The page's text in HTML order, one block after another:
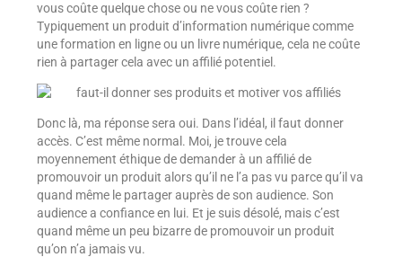
vous coûte quelque chose ou ne vous coûte rien ?
Typiquement un produit d’information numérique comme
une formation en ligne ou un livre numérique, cela ne coûte
rien à partager cela avec un affilié potentiel.
Donc là, ma réponse sera oui. Dans l’idéal, il faut donner
accès. C’est même normal. Moi, je trouve cela
moyennement éthique de demander à un affilié de
promouvoir un produit alors qu’il ne l’a pas vu parce qu’il va
quand même le partager auprès de son audience. Son
audience a confiance en lui. Et je suis désolé, mais c’est
quand même un peu bizarre de promouvoir un produit
qu’on n’a jamais vu.